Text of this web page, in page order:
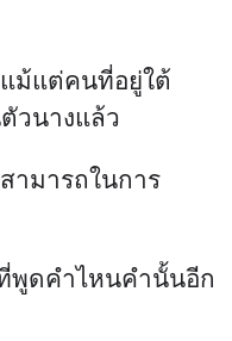
ม้แต่คนที่อยู่ใต้
วนางแล้ว
ามารถในการ
พูดคำไหนคำนั้นอีก